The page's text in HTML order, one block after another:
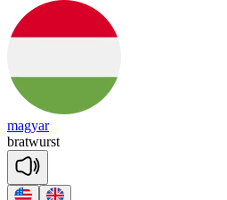
magyar
bratwurst